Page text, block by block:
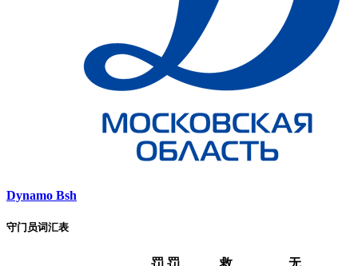
Dynamo Bsh
守门员词汇表
罚 罚 救 无